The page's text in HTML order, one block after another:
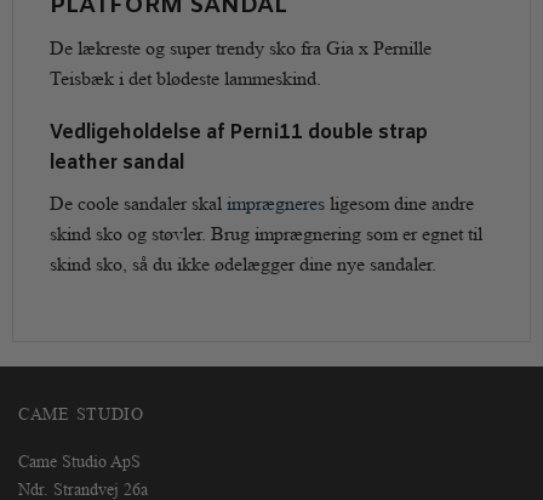
De lækreste og super trendy sko fra Gia x Pernille
Teisbæk i det blødeste lammeskind.
Vedligeholdelse af Perni11 double strap
leather sandal
De coole sandaler skal imprægneresligesom dine andre
skind sko og støvler. Brug imprægnering som er egnet til
skind sko, så du ikke ødelægger dine nye sandaler.
CAME STUDIO
Came Studio ApS
Ndr. Strandvej 26a